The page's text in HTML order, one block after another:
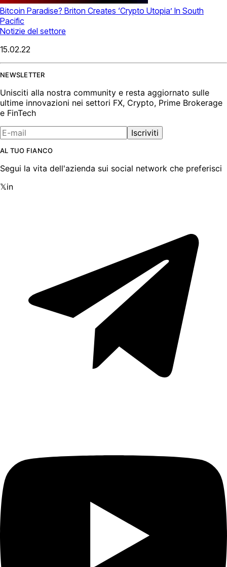
Bitcoin Paradise? Briton Creates ‘Crypto Utopia’ In South
Pacific
Notizie del settore
15.02.22
NEWSLETTER
Unisciti alla nostra community e resta aggiornato sulle
ultime innovazioni nei settori FX, Crypto, Prime Brokerage
e FinTech
Iscriviti
AL TUO FIANCO
Segui la vita dell'azienda sui social network che preferisci
𝕏in